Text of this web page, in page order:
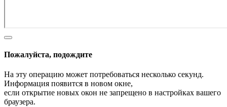
Пожалуйста, подождите
На эту операцию может потребоваться несколько секунд.
Информация появится в новом окне,
если открытие новых окон не запрещено в настройках вашего
браузера.